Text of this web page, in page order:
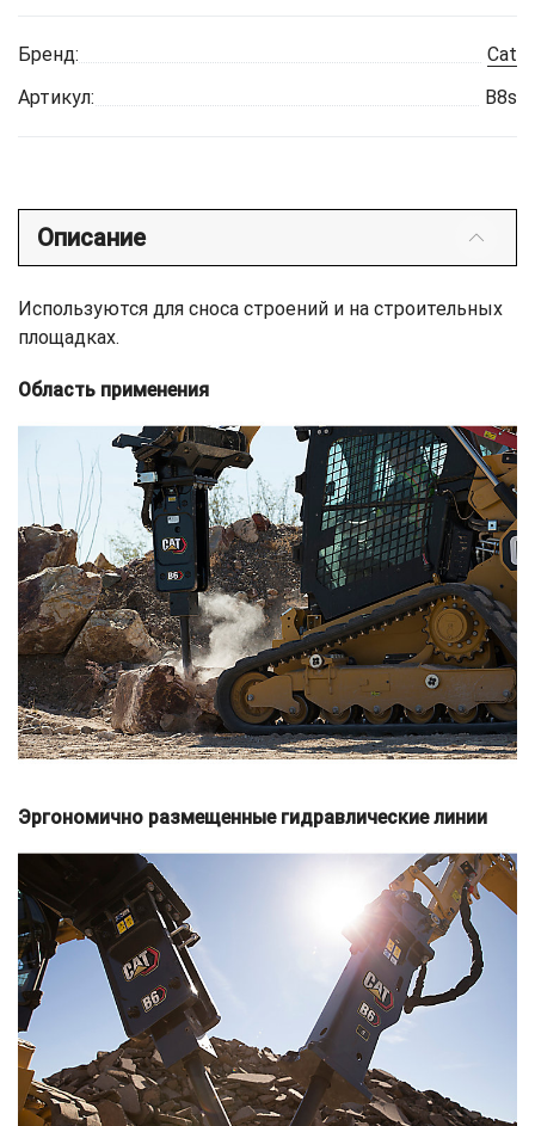
Бренд:
Cat
Артикул:
B8s
Описание
Используются для сноса строений и на строительных
площадках.
Область применения
Эргономично размещенные гидравлические линии